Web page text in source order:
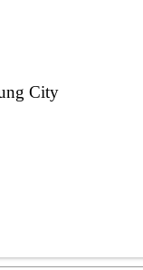
City